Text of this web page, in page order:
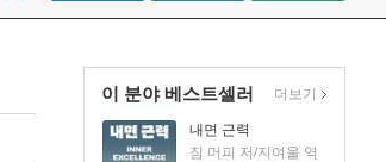
이 분야 베스트셀러
내면 근력
짐 머피 저/지여울 역
더보기